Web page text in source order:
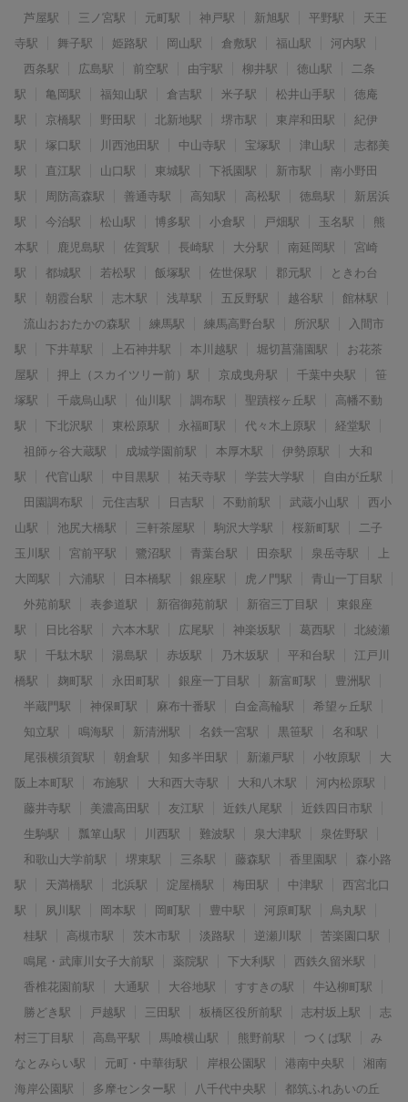
芦屋駅
三ノ宮駅 元町駅 神戸駅 新旭駅 平野駅
天王
寺駅
舞子駅 姫路駅 岡山駅 倉敷駅 福山駅
河内駅
西条駅
広島駅 前空駅 由宇駅 柳井駅 徳山駅
二条
駅
亀岡駅 福知山駅 倉吉駅 米子駅 松井山手駅
徳庵
駅
京橋駅 野田駅 北新地駅 堺市駅 東岸和田駅
紀伊
駅
塚口駅 川西池田駅 中山寺駅 宝塚駅 津山駅
志都美
駅
直江駅 山口駅 東城駅 下祇園駅 新市駅
南小野田
駅
周防高森駅 善通寺駅 高知駅 高松駅 徳島駅
新居浜
駅
今治駅 松山駅 博多駅 小倉駅 戸畑駅 玉名駅
熊
本駅
鹿児島駅 佐賀駅 長崎駅 大分駅 南延岡駅
宮崎
駅
都城駅 若松駅 飯塚駅 佐世保駅 郡元駅
ときわ台
駅
朝霞台駅 志木駅 浅草駅 五反野駅 越谷駅
館林駅
流山おおたかの森駅
練馬駅 練馬高野台駅 所沢駅
入間市
駅
下井草駅 上石神井駅 本川越駅 堀切菖蒲園駅
お花茶
屋駅
押上（スカイツリー前）駅 京成曳舟駅 千葉中央駅
笹
塚駅
千歳烏山駅 仙川駅 調布駅 聖蹟桜ヶ丘駅
高幡不動
駅
下北沢駅 東松原駅 永福町駅 代々木上原駅
経堂駅
祖師ヶ谷大蔵駅
成城学園前駅 本厚木駅 伊勢原駅
大和
駅
代官山駅 中目黒駅 祐天寺駅 学芸大学駅
自由が丘駅
田園調布駅
元住吉駅 日吉駅 不動前駅 武蔵小山駅
西小
山駅
池尻大橋駅 三軒茶屋駅 駒沢大学駅 桜新町駅
二子
玉川駅
宮前平駅 鷺沼駅 青葉台駅 田奈駅 泉岳寺駅
上
大岡駅
六浦駅 日本橋駅 銀座駅 虎ノ門駅
青山一丁目駅
外苑前駅
表参道駅 新宿御苑前駅 新宿三丁目駅
東銀座
駅
日比谷駅 六本木駅 広尾駅 神楽坂駅 葛西駅
北綾瀬
駅
千駄木駅 湯島駅 赤坂駅 乃木坂駅 平和台駅
江戸川
橋駅
麹町駅 永田町駅 銀座一丁目駅 新富町駅
豊洲駅
半蔵門駅
神保町駅 麻布十番駅 白金高輪駅
希望ヶ丘駅
知立駅
鳴海駅 新清洲駅 名鉄一宮駅 黒笹駅
名和駅
尾張横須賀駅
朝倉駅 知多半田駅 新瀬戸駅 小牧原駅
大
阪上本町駅
布施駅 大和西大寺駅 大和八木駅
河内松原駅
藤井寺駅
美濃高田駅 友江駅 近鉄八尾駅
近鉄四日市駅
生駒駅
瓢箪山駅 川西駅 難波駅 泉大津駅
泉佐野駅
和歌山大学前駅
堺東駅 三条駅 藤森駅 香里園駅
森小路
駅
天満橋駅 北浜駅 淀屋橋駅 梅田駅 中津駅
西宮北口
駅
夙川駅 岡本駅 岡町駅 豊中駅 河原町駅
烏丸駅
桂駅
高槻市駅 茨木市駅 淡路駅 逆瀬川駅
苦楽園口駅
鳴尾・武庫川女子大前駅
薬院駅 下大利駅
西鉄久留米駅
香椎花園前駅
大通駅 大谷地駅 すすきの駅
牛込柳町駅
勝どき駅
戸越駅 三田駅 板橋区役所前駅 志村坂上駅
志
村三丁目駅
高島平駅 馬喰横山駅 熊野前駅 つくば駅
み
なとみらい駅
元町・中華街駅 岸根公園駅 港南中央駅
湘南
海岸公園駅
多摩センター駅 八千代中央駅
都筑ふれあいの丘